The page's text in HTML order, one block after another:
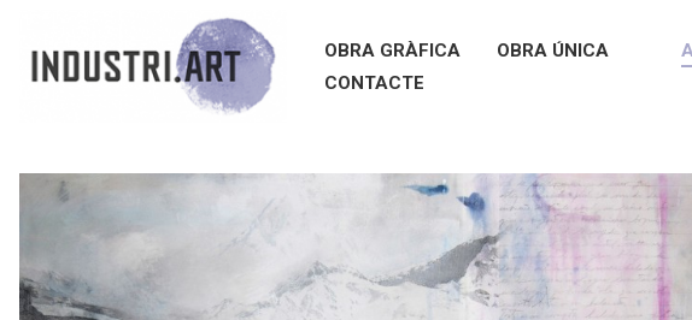
OBRA GRÀFICA OBRA ÚNICA
CONTACTE